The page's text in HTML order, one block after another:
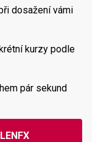
dosažení vámi
kurzy podle
pár sekund